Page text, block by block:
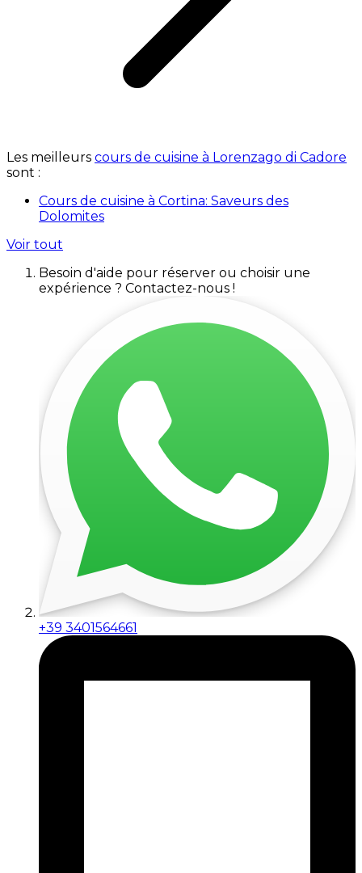
Les meilleurs cours de cuisine à Lorenzago di Cadore
sont :
Cours de cuisine à Cortina: Saveurs des
Dolomites
Voir tout
Besoin d'aide pour réserver ou choisir une
expérience ? Contactez-nous !
+39 3401564661